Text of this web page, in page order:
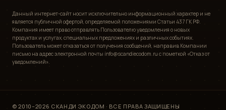
Данный интернет-сайт носит исключительно информационный характер и не
является публичной офертой, определяемой положениями Статьи 437 ГК РФ.
Компания имеет право отправлять Пользователю уведомления о новых
продуктах и услугах, специальных предложениях и различных событиях.
Пользователь может отказаться от получения сообщений, направив Компании
письмо на адрес электронной почты info@scandiecodom.ru с пометкой «Отказ от
уведомлений».
© 2010–2026 СКАНДИ ЭКОДОМ · ВСЕ ПРАВА ЗАЩИЩЕНЫ